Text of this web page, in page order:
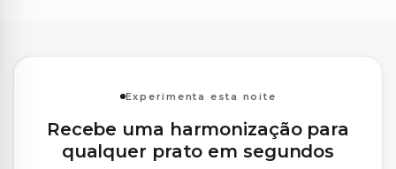
Experimenta esta noite
Recebe uma harmonização para
qualquer prato em segundos